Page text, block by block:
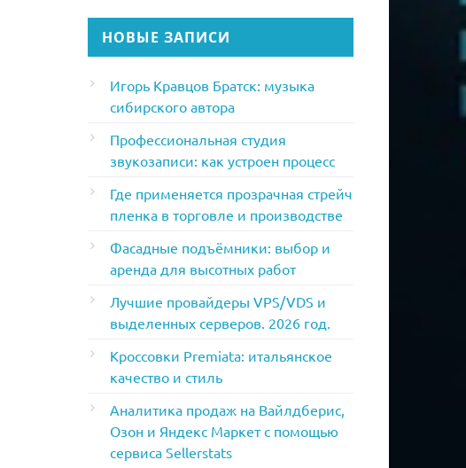
НОВЫЕ ЗАПИСИ
Игорь Кравцов Братск: музыка
сибирского автора
Профессиональная студия
звукозаписи: как устроен процесс
Где применяется прозрачная стрейч
пленка в торговле и производстве
Фасадные подъёмники: выбор и
аренда для высотных работ
Лучшие провайдеры VPS/VDS и
выделенных серверов. 2026 год.
Кроссовки Premiata: итальянское
качество и стиль
Аналитика продаж на Вайлдберис,
Озон и Яндекс Маркет с помощью
сервиса Sellerstats